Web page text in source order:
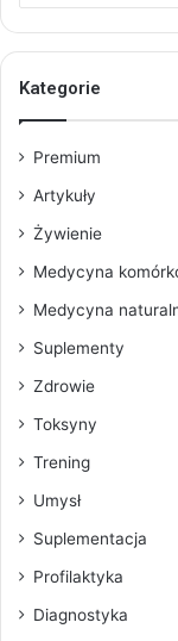
Kategorie
Premium
Artykuły
Żywienie
Medycyna
Medycyna
Suplementy
Zdrowie
Toksyny
Trening
Umysł
Suplementacja
Profilaktyka
Diagnostyka